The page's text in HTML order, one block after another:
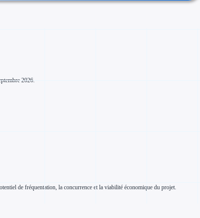
2026.
de fréquentation, la concurrence et la viabilité économique du projet.